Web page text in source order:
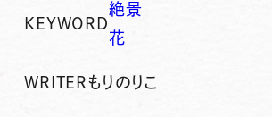
KEYWORD
絶景
花
WRITERもりのりこ